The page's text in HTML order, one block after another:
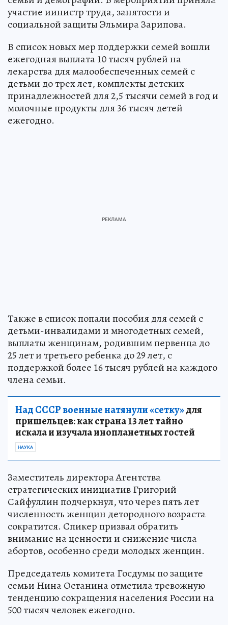
участие иинистр труда, занятости и
социальной защиты Эльмира Зарипова.
В список новых мер поддержки семей вошли
ежегодная выплата 10 тысяч рублей на
лекарства для малообеспеченных семей с
детьми до трех лет, комплекты детских
принадлежностей для 2,5 тысячи семей в год и
молочные продукты для 36 тысяч детей
ежегодно.
Также в список попали пособия для семей с
детьми-инвалидами и многодетных семей,
выплаты женщинам, родившим первенца до
25 лет и третьего ребенка до 29 лет, с
поддержкой более 16 тысяч рублей на каждого
члена семьи.
Над СССР военные натянули «сетку»для
пришельцев: как страна 13 лет тайно
искала и изучала инопланетных гостей
НАУКА
Заместитель директора Агентства
стратегических инициатив Григорий
Сайфуллин подчеркнул, что через пять лет
численность женщин детородного возраста
сократится. Спикер призвал обратить
внимание на ценности и снижение числа
абортов, особенно среди молодых женщин.
Председатель комитета Госдумы по защите
семьи Нина Останина отметила тревожную
тенденцию сокращения населения России на
500 тысяч человек ежегодно.